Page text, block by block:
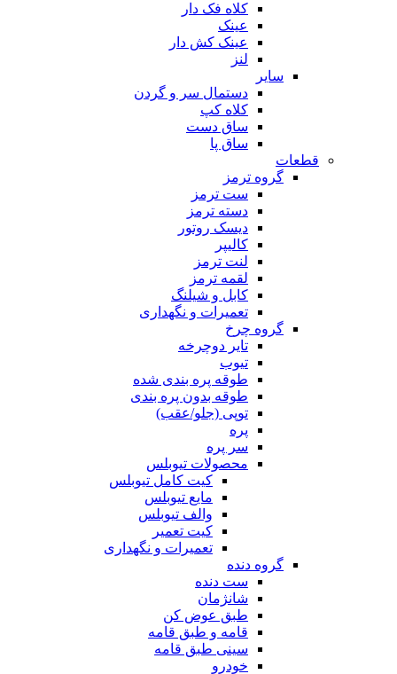
کلاه فک دار
عینک
عینک کش دار
لنز
سایر
دستمال سر و گردن
کلاه کپ
ساق دست
ساق پا
قطعات
گروه ترمز
ست ترمز
دسته ترمز
دیسک روتور
کالیپر
لنت ترمز
لقمه ترمز
کابل و شیلنگ
تعمیرات و نگهداری
گروه چرخ
تایر دوچرخه
تیوب
طوقه پره بندی شده
طوقه بدون پره بندی
توپی (جلو/عقب)
پره
سر پره
محصولات تیوبلس
کیت کامل تیوبلس
مایع تیوبلس
والف تیوبلس
کیت تعمیر
تعمیرات و نگهداری
گروه دنده
ست دنده
شانژمان
طبق عوض کن
قامه و طبق قامه
سینی طبق قامه
خودرو